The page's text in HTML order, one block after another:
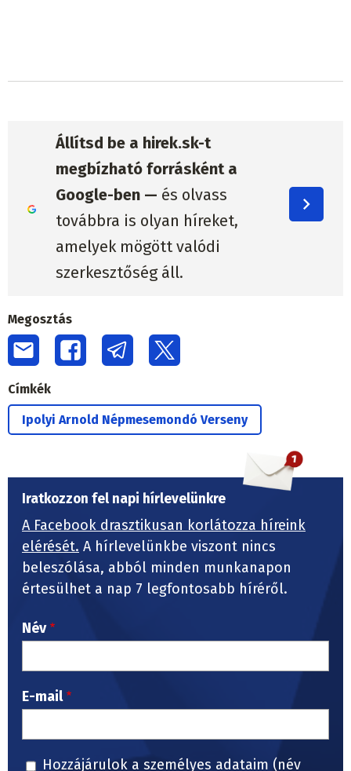
Állítsd be a hirek.sk-t
megbízható forrásként a
Google-ben — és olvass
továbbra is olyan híreket,
amelyek mögött valódi
szerkesztőség áll.
Megosztás
Címkék
Ipolyi Arnold Népmesemondó Verseny
Iratkozzon fel napi hírlevelünkre
A Facebook drasztikusan korlátozza híreink
elérését. A hírlevelünkbe viszont nincs
beleszólása, abból minden munkanapon
értesülhet a nap 7 legfontosabb híréről.
Név
E-mail
Hozzájárulok a személyes adataim (név